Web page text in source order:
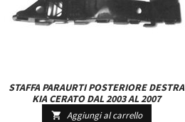
STAFFA PARAURTI POSTERIORE DESTRA
KIA CERATO DAL 2003 AL 2007
 Aggiungi al carrello